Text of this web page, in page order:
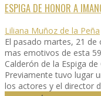
ESPIGA DE HONOR A
Liliana Muñoz de la Peña
El pasado martes, 21
mas emotivos de esta
Calderón de la Espiga
Previamente tuvo lugar
los actores y el director